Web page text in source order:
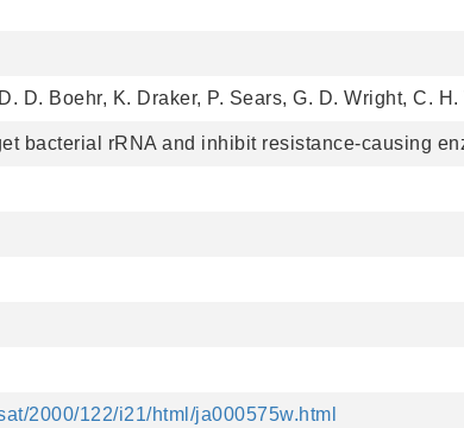
D. Boehr, K. Draker, P. Sears, G. D. Wright, C. H.
bacterial rRNA and inhibit resistance-causing
2000/122/i21/html/ja000575w.html